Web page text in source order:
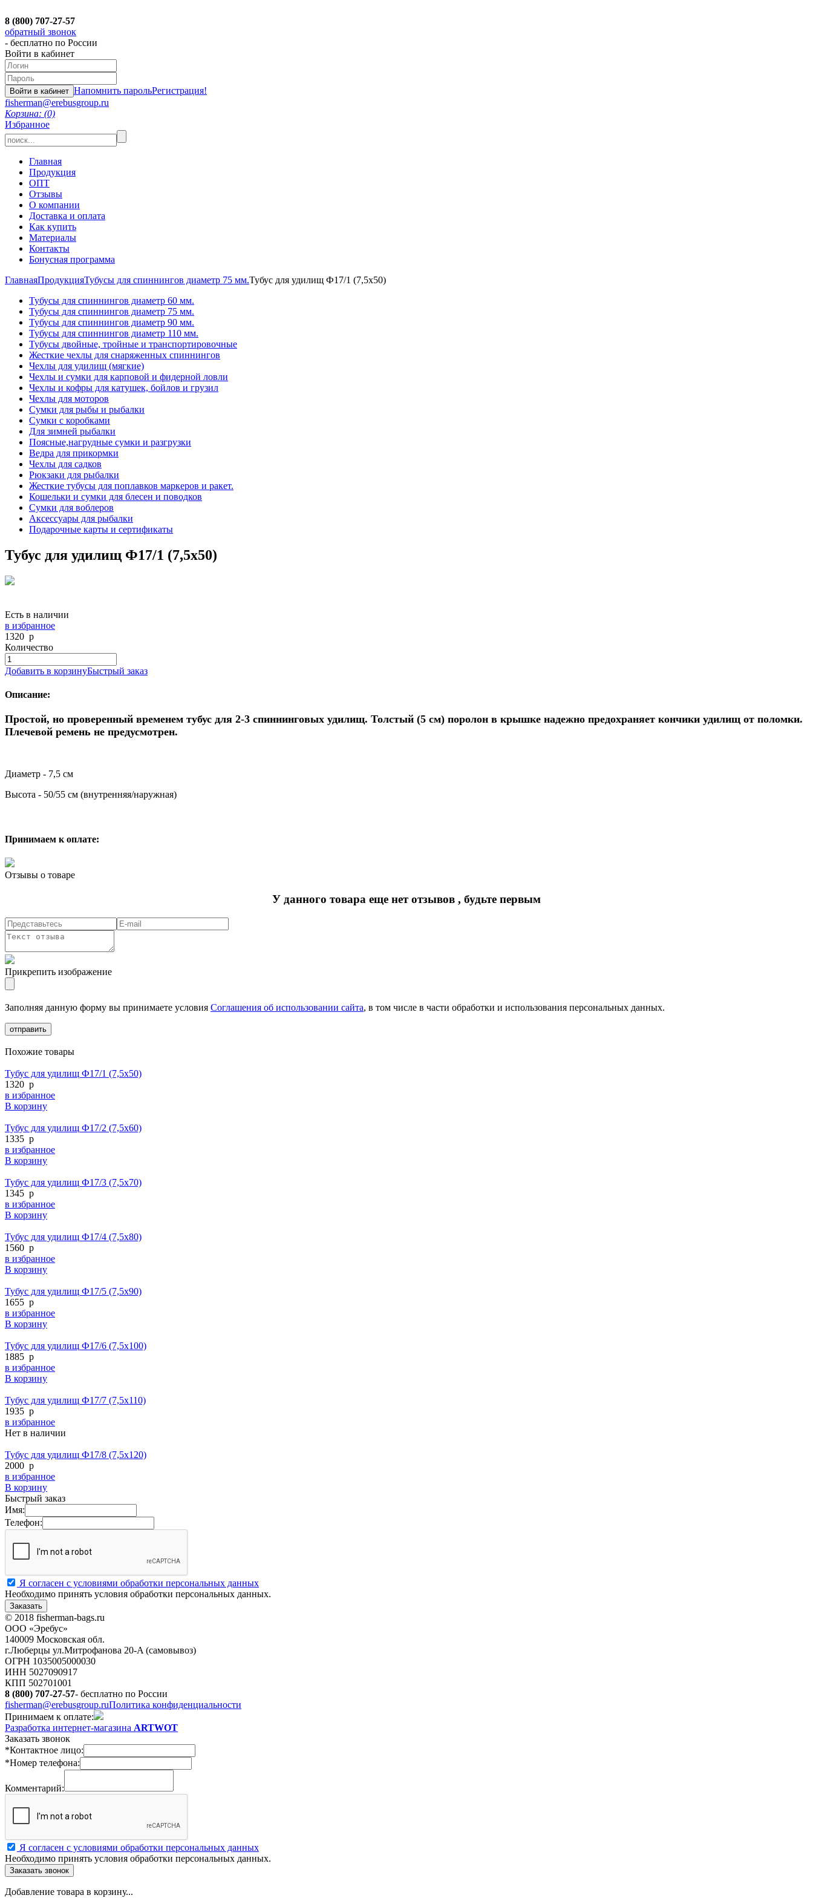
8 (800) 707-27-57
обратный звонок
- бесплатно по России
Войти в кабинет
Напомнить парольРегистрация!
fisherman@erebusgroup.ru
Корзина: (0)
Избранное
Главная
Продукция
ОПТ
Отзывы
О компании
Доставка и оплата
Как купить
Материалы
Контакты
Бонусная программа
ГлавнаяПродукцияТубусы для спиннингов диаметр 75 мм.Тубус для удилищ Ф17/1 (7,5х50)
Тубусы для спиннингов диаметр 60 мм.
Тубусы для спиннингов диаметр 75 мм.
Тубусы для спиннингов диаметр 90 мм.
Тубусы для спиннингов диаметр 110 мм.
Тубусы двойные, тройные и транспортировочные
Жесткие чехлы для снаряженных спиннингов
Чехлы для удилищ (мягкие)
Чехлы и сумки для карповой и фидерной ловли
Чехлы и кофры для катушек, бойлов и грузил
Чехлы для моторов
Сумки для рыбы и рыбалки
Сумки с коробками
Для зимней рыбалки
Поясные,нагрудные сумки и разгрузки
Ведра для прикормки
Чехлы для садков
Рюкзаки для рыбалки
Жесткие тубусы для поплавков маркеров и ракет.
Кошельки и сумки для блесен и поводков
Сумки для воблеров
Аксессуары для рыбалки
Подарочные карты и сертификаты
Тубус для удилищ Ф17/1 (7,5х50)
Есть в наличии
в избранное
1320 p
Количество
Добавить в корзинуБыстрый заказ
Описание:
Простой, но проверенный временем тубус для 2-3 спиннинговых удилищ. Толстый (5 см) поролон в крышке надежно предохраняет кончики удилищ от поломки.
Плечевой ремень не предусмотрен.
Диаметр - 7,5 см
Высота - 50/55 см (внутренняя/наружная)
Принимаем к оплате:
Отзывы о товаре
У данного товара еще нет отзывов , будьте первым
Прикрепить изображение
Заполняя данную форму вы принимаете условия Соглашения об использовании сайта, в том числе в части обработки и использования персональных данных.
Похожие товары
Тубус для удилищ Ф17/1 (7,5х50)
1320 p
в избранное
В корзину
Тубус для удилищ Ф17/2 (7,5х60)
1335 p
в избранное
В корзину
Тубус для удилищ Ф17/3 (7,5х70)
1345 p
в избранное
В корзину
Тубус для удилищ Ф17/4 (7,5х80)
1560 p
в избранное
В корзину
Тубус для удилищ Ф17/5 (7,5х90)
1655 p
в избранное
В корзину
Тубус для удилищ Ф17/6 (7,5х100)
1885 p
в избранное
В корзину
Тубус для удилищ Ф17/7 (7,5х110)
1935 p
в избранное
Нет в наличии
Тубус для удилищ Ф17/8 (7,5х120)
2000 p
в избранное
В корзину
Быстрый заказ
Имя:
Телефон:
Я согласен с условиями обработки персональных данных
Необходимо принять условия обработки персональных данных.
© 2018 fisherman-bags.ru
ООО «Эребус»
140009 Московская обл.
г.Люберцы ул.Митрофанова 20-A (самовывоз)
ОГРН 1035005000030
ИНН 5027090917
КПП 502701001
8 (800) 707-27-57- бесплатно по России
fisherman@erebusgroup.ruПолитика конфиденциальности
Принимаем к оплате:
Разработка интернет-магазина ARTWOT
Заказать звонок
*Контактное лицо:
*Номер телефона:
Комментарий:
Я согласен с условиями обработки персональных данных
Необходимо принять условия обработки персональных данных.
Добавление товара в корзину...